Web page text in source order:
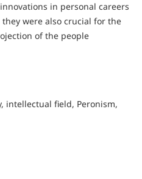
in personal careers
were also crucial for the
of the people
intellectual field, Peronism,